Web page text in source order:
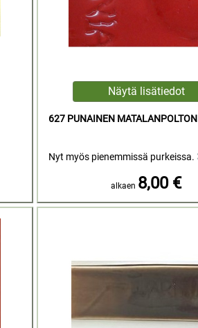
627 PUNAINEN
Nyt myös pienemmissä purkeissa.
alkaen 8,00 €